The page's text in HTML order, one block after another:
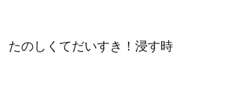
たのしくてだいすき！浸す時